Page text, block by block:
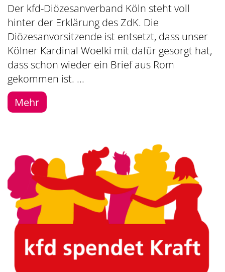
Der kfd-Diözesanverband Köln steht voll
hinter der Erklärung des ZdK. Die
Diözesanvorsitzende ist entsetzt, dass unser
Kölner Kardinal Woelki mit dafür gesorgt hat,
dass schon wieder ein Brief aus Rom
gekommen ist. ...
Mehr